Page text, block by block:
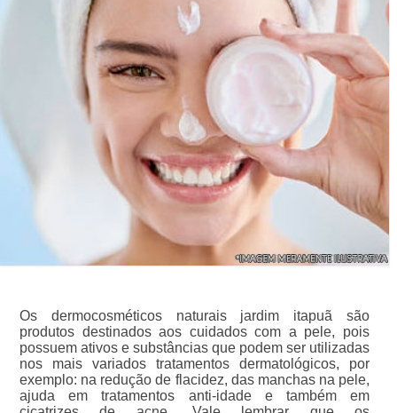
Os dermocosméticos naturais jardim itapuã são
produtos destinados aos cuidados com a pele, pois
possuem ativos e substâncias que podem ser utilizadas
nos mais variados tratamentos dermatológicos, por
exemplo: na redução de flacidez, das manchas na pele,
ajuda em tratamentos anti-idade e também em